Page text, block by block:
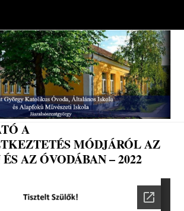
A
MÓDJÁRÓL AZ
AZ ÓVODÁBAN – 2022